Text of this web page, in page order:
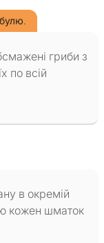
гриби з
по всій
в окремій
кожен шматок